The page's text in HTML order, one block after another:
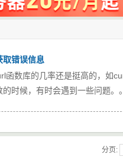
错误信息
函数库的几率还是挺高的，如
时候，有时会遇到一些问题。
分页: